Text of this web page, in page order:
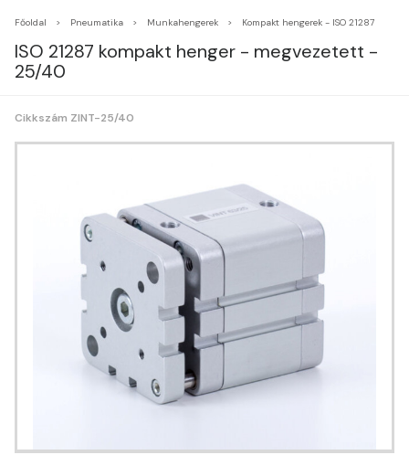
Főoldal Pneumatika Munkahengerek Kompakt hengerek - ISO 21287
ISO 21287 kompakt henger - megvezetett -
25/40
Cikkszám ZINT-25/40